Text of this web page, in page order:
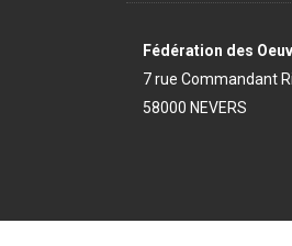
Fédération des
7 rue Commandant
58000 NEVERS